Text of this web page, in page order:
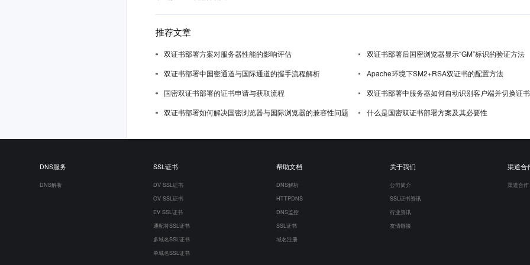
推荐文章
双证书部署方案对服务器性能的影响评估
双证书部署后国密浏览器显示“GM”标识的验证方法
双证书部署中国密通道与国际通道的握手流程解析
Apache环境下SM2+RSA双证书的配置方法
国密双证书部署的证书申请与获取流程
双证书部署中服务器如何自动识别客户端并切换证书
双证书部署如何解决国密浏览器与国际浏览器的兼容性问题
什么是国密双证书部署方案及其必要性
DNS服务
DNS解析
SSL证书
DV SSL证书
OV SSL证书
EV SSL证书
通配符SSL证书
多域名SSL证书
单域名SSL证书
帮助文档
DNS解析
HTTPDNS
DNS监控
SSL证书
域名注册
关于我们
公司简介
SSL证书资讯
行业资讯
友情链接
渠道合
渠道合作